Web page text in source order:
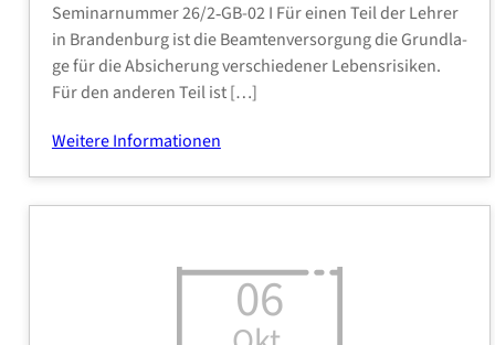
Semi­nar­num­mer 26/2‑GB-02 I Für einen Teil der Leh­rer
in Bran­den­burg ist die Beam­ten­ver­sor­gung die Grund­la­
ge für die Absi­che­rung ver­schie­de­ner Lebens­ri­si­ken.
Für den ande­ren Teil ist […]
Wei­te­re Infor­ma­tio­nen
06